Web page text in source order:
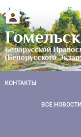
Белорусской
(Белорусского
КОНТАКТЫ
ВСЕ НОВОСТИ